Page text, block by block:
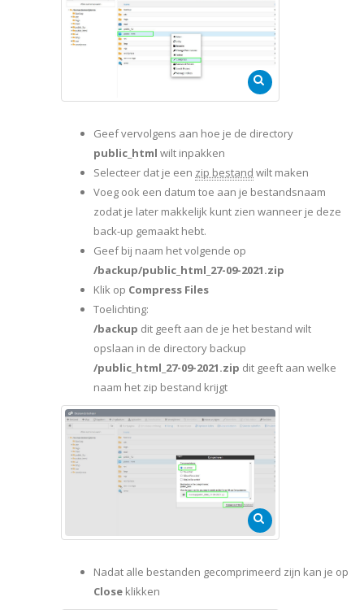
Geef vervolgens aan hoe je de directory
public_html wilt inpakken
Selecteer dat je een zip bestand wilt maken
Voeg ook een datum toe aan je bestandsnaam
zodat je later makkelijk kunt zien wanneer je deze
back-up gemaakt hebt.
Geef bij naam het volgende op
/backup/public_html_27-09-2021.zip
Klik op Compress Files
Toelichting:
/backup dit geeft aan de je het bestand wilt
opslaan in de directory backup
/public_html_27-09-2021.zip dit geeft aan welke
naam het zip bestand krijgt
Nadat alle bestanden gecomprimeerd zijn kan je op
Close klikken